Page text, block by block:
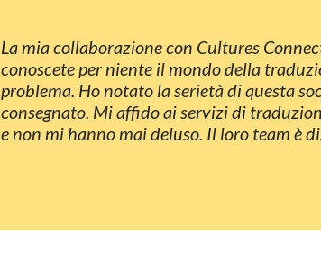
La mia collaborazione con Cultures
conoscete per niente il mondo della
problema. Ho notato la serietà di questa
consegnato. Mi affido ai servizi di
e non mi hanno mai deluso. Il loro team è